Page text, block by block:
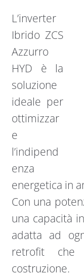
L’inverter
Ibrido ZCS
Azzurro
HYD è la
soluzione
ideale per
ottimizzar
e
l’indipend
enza
energetica in
Con una
una capacità
adatta ad
retrofit
costruzione.